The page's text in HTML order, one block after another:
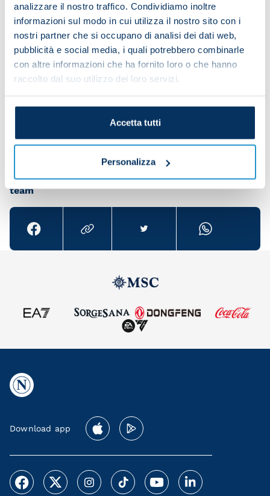
analizzare il nostro traffico. Condividiamo inoltre
informazioni sul modo in cui utilizza il nostro sito con i
nostri partner che si occupano di analisi dei dati web,
pubblicità e social media, i quali potrebbero combinarle
con altre informazioni che ha fornito loro o che hanno
raccolto dal suo utilizzo dei loro servizi.
Accetta tutti
Personalizza
The players then got stuck into rondos and aerobic
Share the article with your friends and support the
team
Download app